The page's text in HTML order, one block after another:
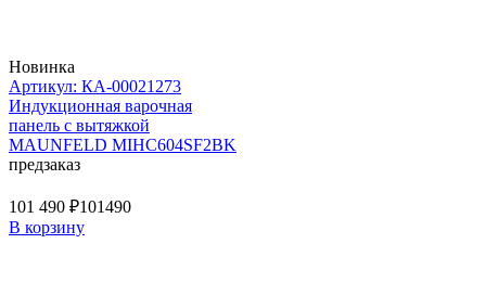
Новинка
Артикул: КА-00021273
Индукционная варочная
панель с вытяжкой
MAUNFELD MIHC604SF2BK
предзаказ
101 490 ₽101490
В корзину